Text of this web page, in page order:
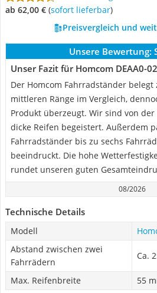
ab 62,00 € ( Sofort lieferbar)
Preisvergleich und
Unsere Bewertung:
Unser Fazit für Homcom DEAA0-
Der Homcom Fahrradständer
mittleren Ränge im Vergleich,
Produkt überzeugt. Wir sind von
dicke Reifen begeistert. Außerdem
Fahrradständer bis zu sechs
beeindruckt. Die hohe
rundet unseren guten
08/2026
Technische Details
Modell
Abstand zwischen zwei
Fahrrädern
Ca.
Max. Reifenbreite 55